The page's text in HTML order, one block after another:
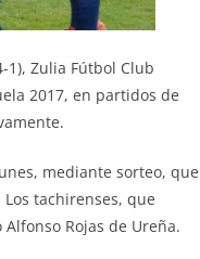
1), Zulia Fútbol Club
2017, en partidos de
mediante sorteo, que
tachirenses, que
Rojas de Ureña.